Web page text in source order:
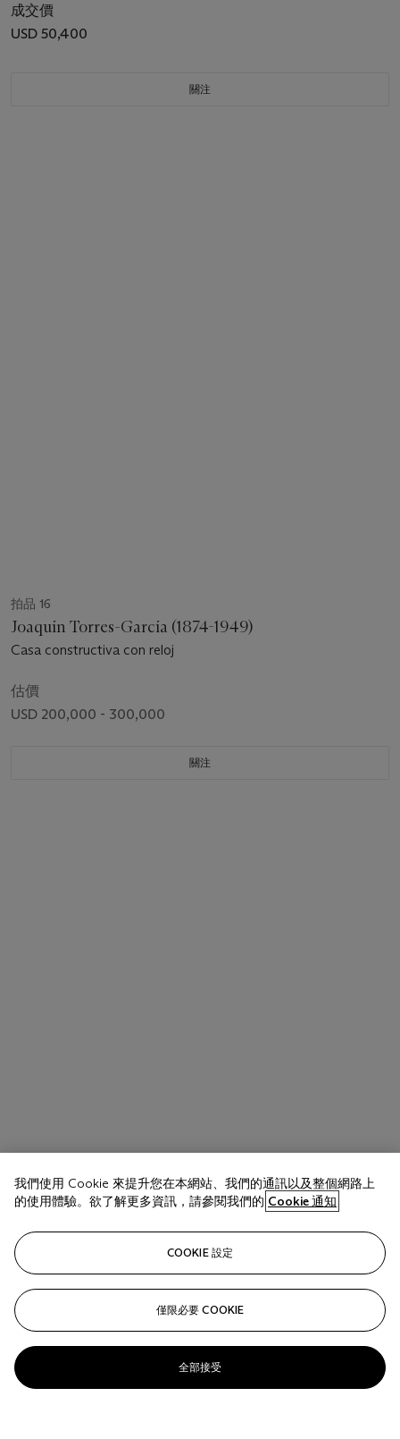
成交價
USD 50,400
關注
拍品 16
Joaquín Torres-García (1874-1949)
Casa constructiva con reloj
估價
USD 200,000 - 300,000
關注
拍品 17
Rufino Tamayo (1899-1991)
Untitled
估價
USD 60,000 - 80,000
我們使用 Cookie 來提升您在本網站、我們的通訊以及整個網路上
的使用體驗。欲了解更多資訊，請參閱我們的 Cookie 通知
COOKIE 設定
僅限必要 COOKIE
全部接受